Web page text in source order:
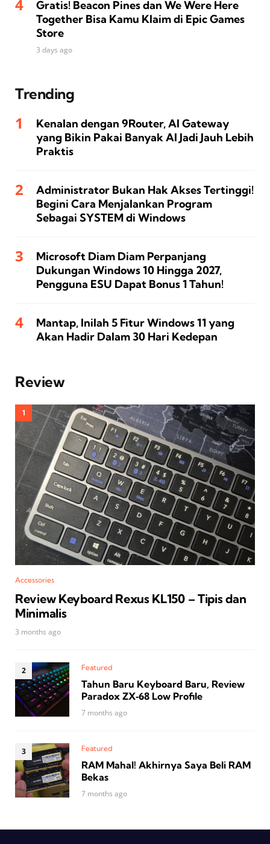
Gratis! Beacon Pines dan We Were Here
Together Bisa Kamu Klaim di Epic Games
Store
3 days ago
Trending
Kenalan dengan 9Router, AI Gateway
yang Bikin Pakai Banyak AI Jadi Jauh Lebih
Praktis
Administrator Bukan Hak Akses Tertinggi!
Begini Cara Menjalankan Program
Sebagai SYSTEM di Windows
Microsoft Diam Diam Perpanjang
Dukungan Windows 10 Hingga 2027,
Pengguna ESU Dapat Bonus 1 Tahun!
Mantap, Inilah 5 Fitur Windows 11 yang
Akan Hadir Dalam 30 Hari Kedepan
Review
Accessories
Review Keyboard Rexus KL150 – Tipis dan
Minimalis
3 months ago
Featured
Tahun Baru Keyboard Baru, Review
Paradox ZX‑68 Low Profile
7 months ago
Featured
RAM Mahal! Akhirnya Saya Beli RAM
Bekas
7 months ago